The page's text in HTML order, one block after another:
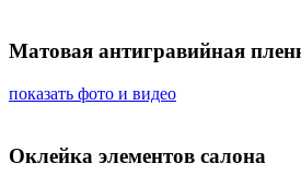
Матовая антигравийная
показать фото и видео
Оклейка элементов салона